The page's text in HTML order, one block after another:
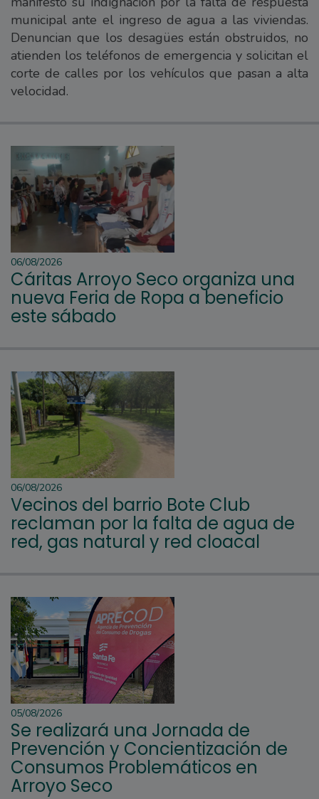
municipal ante el ingreso de agua a las viviendas.
Denuncian que los desagües están obstruidos, no
atienden los teléfonos de emergencia y solicitan el
corte de calles por los vehículos que pasan a alta
velocidad.
06/08/2026
Cáritas Arroyo Seco organiza una
nueva Feria de Ropa a beneficio
este sábado
06/08/2026
Vecinos del barrio Bote Club
reclaman por la falta de agua de
red, gas natural y red cloacal
05/08/2026
Se realizará una Jornada de
Prevención y Concientización de
Consumos Problemáticos en
Arroyo Seco